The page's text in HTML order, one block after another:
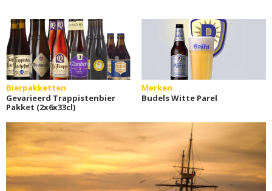
Bierpakketten
Gevarieerd Trappistenbier
Pakket (2x6x33cl)
Merken
Budels Witte Parel